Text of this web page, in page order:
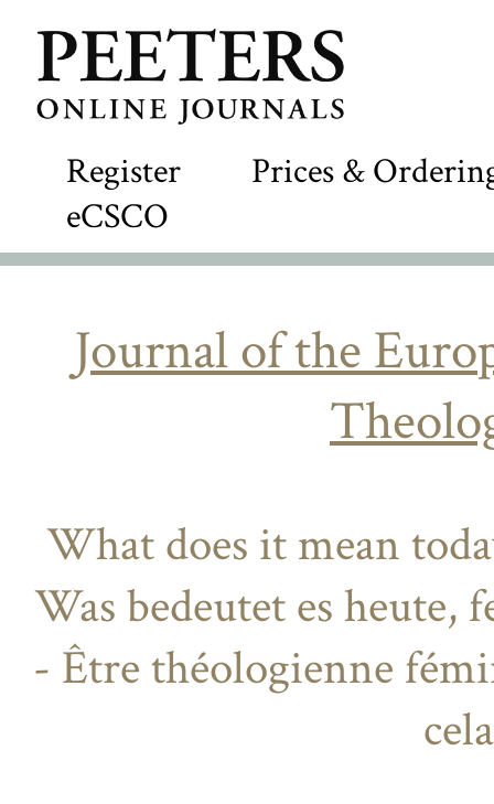
Register
Prices &
eCSCO
Journal of the
What does it mean
Was bedeutet es heute,
- Être théologienne